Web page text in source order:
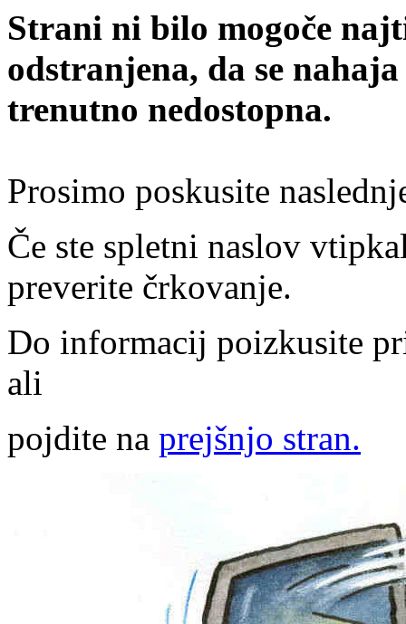
Strani ni bilo mogoče
odstranjena, da se
trenutno nedostopna.
Prosimo poskusite
Če ste spletni naslov
preverite črkovanje.
Do informacij poizkusite
ali
pojdite na prejšnjo stran.